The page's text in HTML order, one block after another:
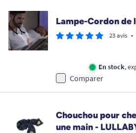
Lampe-Cordon de
23 avis •
En stock,
Comparer
Chouchou pour
une main -